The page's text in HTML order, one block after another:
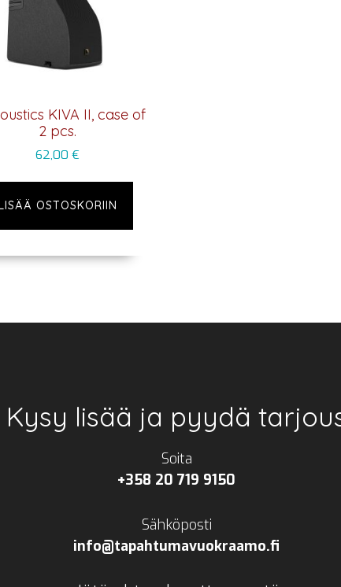
KIVA II, case of
2 pcs.
62,00€
OSTOSKORIIN
Kysy lisää ja pyydä
Soita
+358 20 719 9150
Sähköposti
info@tapahtumavuokraamo.fi